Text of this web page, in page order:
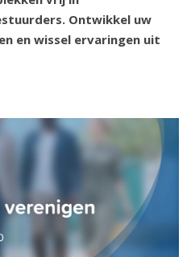
Ontwikkel uw
en wissel ervaringen uit